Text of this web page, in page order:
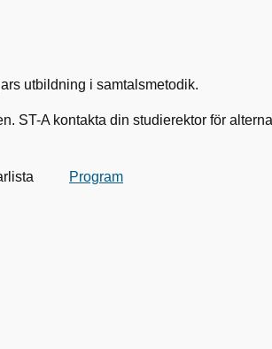
utbildning i samtalsmetodik.
ST-A kontakta din studierektor för
Program